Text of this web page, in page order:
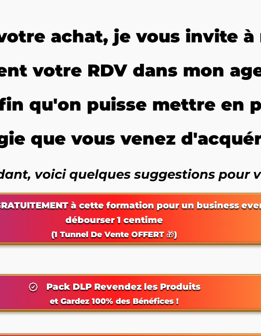
achat, je vous invite à
votre RDV dans mon
qu'on puisse mettre en
que vous venez
voici quelques suggestions pour
à cette formation pour un business
débourser 1 centime
(1 Tunnel De Vente OFFERT 🎁)
Pack DLP Revendez les Produits
et Gardez 100% des Bénéfices !